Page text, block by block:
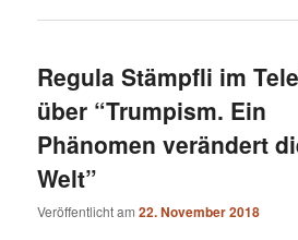
Regula Stämpfli im
über “Trumpism. Ein
Phänomen verändert
Welt”
Veröffentlicht am22. November 2018